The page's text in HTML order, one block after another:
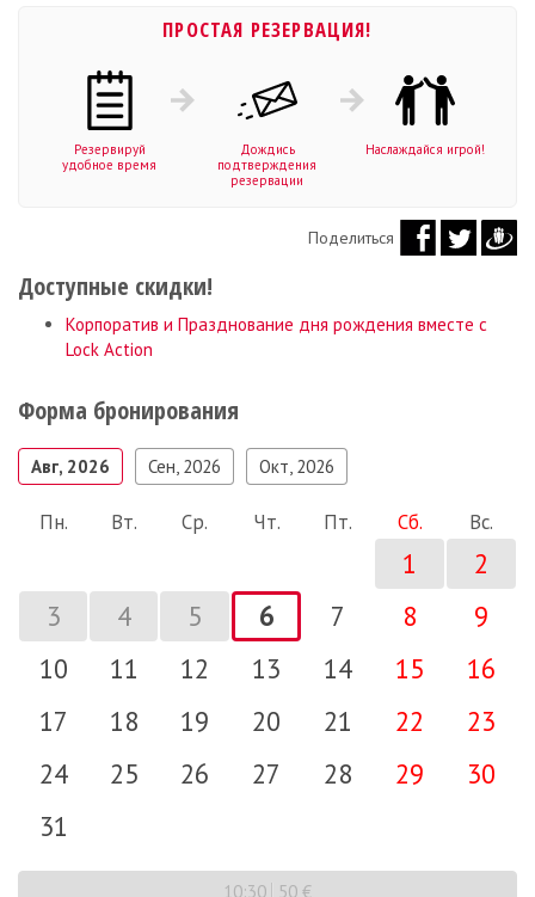
ПРОСТАЯ РЕЗЕРВАЦИЯ!
Резервируй
удобное время
Дождись
подтверждения
резервации
Наслаждайся игрой!
Поделиться
Доступные скидки!
Корпоратив и Празднование дня рождения вместе с
Lock Action
Форма бронирования
Авг, 2026 Сен, 2026 Окт, 2026
Пн. Вт. Ср. Чт. Пт. Сб. Вс.
1
2
3
4 5 6 7 8
9
10
11 12 13 14 15
16
17
18 19 20 21 22
23
24
25 26 27 28 29
30
31
10:30 50 €